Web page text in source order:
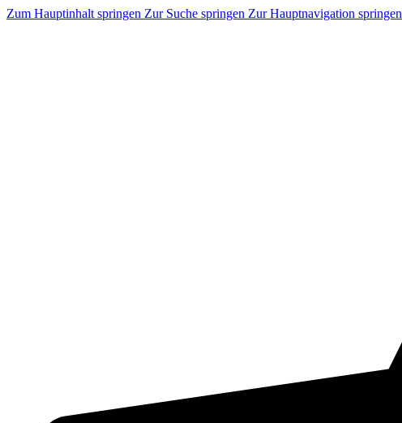
Zum Hauptinhalt springen Zur Suche springen Zur Hauptnavigation springen